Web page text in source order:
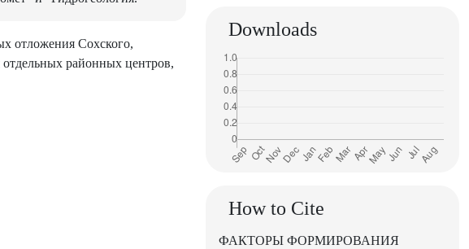
отложения Сохского,
районных центров,
Downloads
How to Cite
ФАКТОРЫ ФОРМИРОВАНИЯ